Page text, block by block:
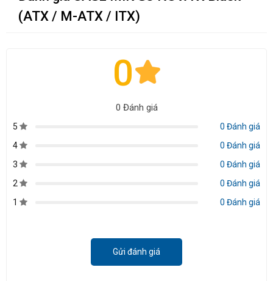
(ATX / M-ATX / ITX)
0
0 Đánh giá
5
0 Đánh giá
4
0 Đánh giá
3
0 Đánh giá
2
0 Đánh giá
1
0 Đánh giá
Gửi đánh giá